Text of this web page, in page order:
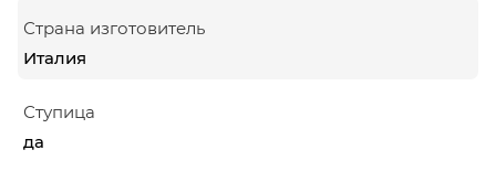
Страна изготовитель
Италия
Ступица
да